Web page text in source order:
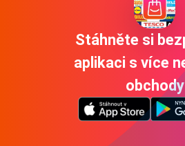
Stáhněte si
aplikaci s více
obchody